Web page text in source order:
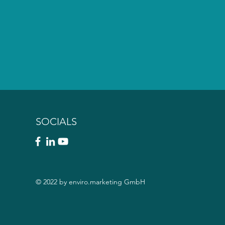
SOCIALS
© 2022 by enviro.marketing GmbH